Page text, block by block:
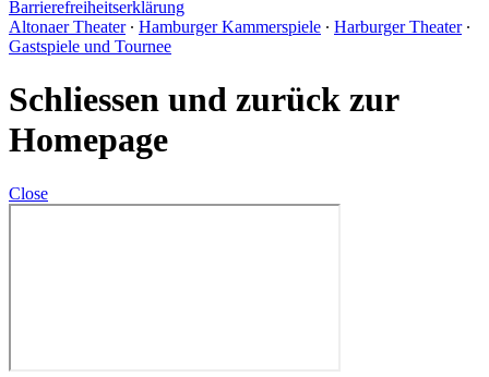
Barrierefreiheitserklärung
Altonaer Theater∙ Hamburger Kammerspiele ∙ Harburger Theater∙
Gastspiele und Tournee
Schliessen und zurück zur
Homepage
Close